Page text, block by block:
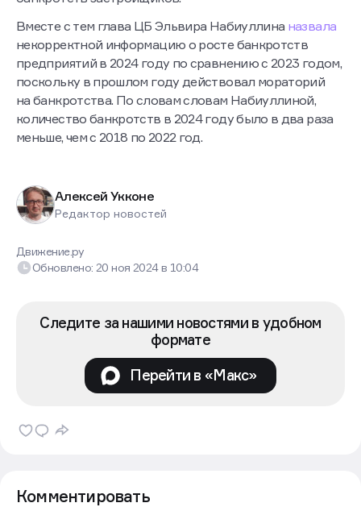
Вместе с тем глава ЦБ Эльвира Набиуллина назвала
некорректной информацию о росте банкротств
предприятий в 2024 году по сравнению с 2023 годом,
поскольку в прошлом году действовал мораторий
на банкротства. По словам словам Набиуллиной,
количество банкротств в 2024 году было в два раза
меньше, чем с 2018 по 2022 год.
Алексей Укконе
Редактор новостей
Движение.ру
Обновлено: 20 ноя 2024в 10:04
Следите за нашими новостями в удобном
формате
Перейти в «Макс»
Комментировать